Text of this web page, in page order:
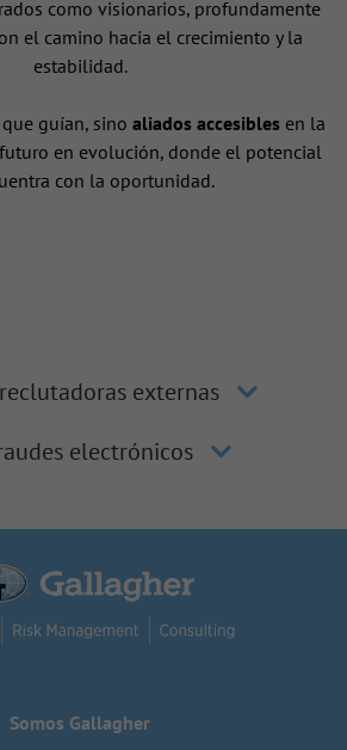
como visionarios, profundamente
el camino hacia el crecimiento y la
estabilidad.
guían, sino aliados accesiblesen la
en evolución, donde el potencial
con la oportunidad.
externas
electrónicos
Somos Gallagher